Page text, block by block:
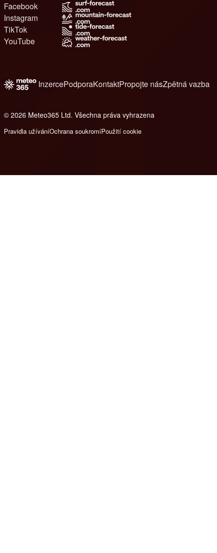
Facebook
Instagram
TikTok
YouTube
InzercePodporaKontaktPropojte násZpětná vazba
© 2026 Meteo365 Ltd. Všechna práva vyhrazena
Pravidla užíváníOchrana soukromíPoužití cookie